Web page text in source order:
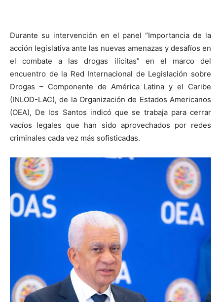
Durante su intervención en el panel “Importancia de la
acción legislativa ante las nuevas amenazas y desafíos en
el combate a las drogas ilícitas” en el marco del
encuentro de la Red Internacional de Legislación sobre
Drogas – Componente de América Latina y el Caribe
(INLOD-LAC), de la Organización de Estados Americanos
(OEA), De los Santos indicó que se trabaja para cerrar
vacíos legales que han sido aprovechados por redes
criminales cada vez más sofisticadas.